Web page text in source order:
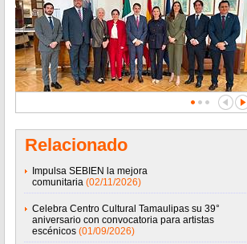
Relacionado
Impulsa SEBIEN la mejora
comunitaria (02/11/2026)
Celebra Centro Cultural Tamaulipas su 39°
aniversario con convocatoria para artistas
escénicos (01/09/2026)